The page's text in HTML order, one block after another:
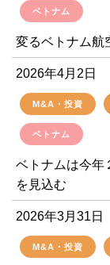
ベトナム
変るベトナム航
2026年4月2日
M&A・投資
ベトナム
ベトナムは今
を見込む
2026年3月31日
M&A・投資